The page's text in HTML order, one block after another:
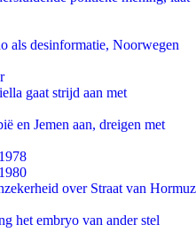
als desinformatie, Noorwegen
gaat strijd aan met
en Jemen aan, dreigen met
over Straat van Hormuz
het embryo van ander stel